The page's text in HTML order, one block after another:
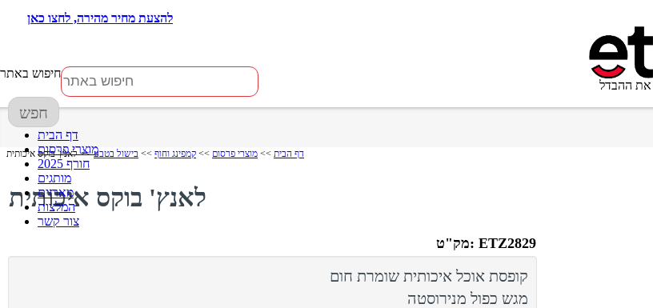
דף הבית
מוצרי פרסום
חורף 2025
מותגים
מארזים
המלצות
צור קשר
חיפוש באתר
חפש
את ההבדל
להצעת מחיר מהירה, לחצו כאן
דף הבית >> מוצרי פרסום >> קמפינג וחוף >> בישול בטבע>> לאנץ' בוקס איכותית
לאנץ' בוקס איכותית
מק"ט: ETZ2829
קופסת אוכל איכותית שומרת חום
מגש כפול מנירוסטה